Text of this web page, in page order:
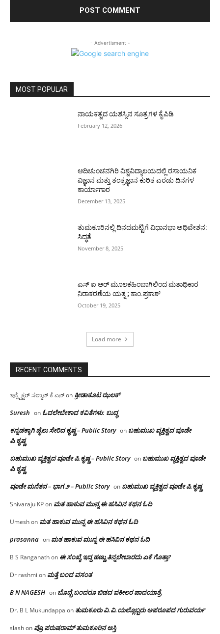
- Advertisment -
MOST POPULAR
ನಾಯಕತ್ವದ ಯಶಸ್ಸಿನ ಸೂತ್ರಗಳ ಕೈಪಿಡಿ
February 12, 2026
ಆದಿಚುಂಚನಗಿರಿ ವಿಶ್ವವಿದ್ಯಾಲಯದಲ್ಲಿ ರಸಾಯನಿಕ
ವಿಜ್ಞಾನ ಮತ್ತು ತಂತ್ರಜ್ಞಾನ ಕುರಿತ ಎರಡು ದಿನಗಳ
ಕಾರ್ಯಾಗಾರ
December 13, 2025
ತುಮಕೂರಿನಲ್ಲಿ ದಿನದಮಟ್ಟಿಗೆ ವಿಧಾನಭಾ ಅಧಿವೇಶನ:
ಸಿದ್ಧತೆ
November 8, 2025
ಎಸ್ ಐ ಆರ್ ಮೂಲಕಹಿಂಬಾಗಿಲಿಂದ ಮತಾಧಿಕಾರ
ನಿರಾಕರಣೆಯ ಯತ್ನ ; ಕಾಂ.ಪ್ರಕಾಶ್
October 19, 2025
Load more
RECENT COMMENTS
ಇನ್ಸ್ಪೆಕ್ಟರ್ ಸಲ್ಮಾನ್ ಕೆ ಎನ್on ಕ್ರೀಡಾಕೂಟ ಝಲಕ್
Suresh on ಓದಲೇಬೇಕಾದ‌ ಕವಿತೆಗಳು: ಬುದ್ಧ
ಕನ್ನಡಕ್ಕಾಗಿ ಜೈಲು ಸೇರಿದ ಕೃಷ್ಣ – Public Story on ಬಹುಮುಖ ವ್ಯಕ್ತಿತ್ವದ ವೂಡೇ
ಪಿ.ಕೃಷ್ಣ
ಬಹುಮುಖ ವ್ಯಕ್ತಿತ್ವದ ವೂಡೇ ಪಿ.ಕೃಷ್ಣ – Public Story on ಬಹುಮುಖ ವ್ಯಕ್ತಿತ್ವದ ವೂಡೇ
ಪಿ.ಕೃಷ್ಣ
ವೂಡೇ ಮನೆತನ – ಭಾಗ ೨ – Public Story on ಬಹುಮುಖ ವ್ಯಕ್ತಿತ್ವದ ವೂಡೇ ಪಿ.ಕೃಷ್ಣ
Shivaraju KPon ಮತ ಹಾಕುವ ಮುನ್ನ ಈ ಹಸಿವಿನ ಕಥನ ಓದಿ
Umeshon ಮತ ಹಾಕುವ ಮುನ್ನ ಈ ಹಸಿವಿನ ಕಥನ ಓದಿ
prasanna on ಮತ ಹಾಕುವ ಮುನ್ನ ಈ ಹಸಿವಿನ ಕಥನ ಓದಿ
B S Ranganathon ಈ ಸಂಖ್ಯೆ ಇದ್ದ ಹಣ್ಣು ತಿನ್ನಲೇಬಾರದು ಏಕೆ ಗೊತ್ತಾ?
Dr rashmi on ಮತ್ತೆ ಬಂದ ವಸಂತ
B N NAGESH on ಬೊಬ್ಬೆ ಬಂದರೂ ಬಿಡದ ವಕೀಲರ ಪಾದಯಾತ್ರೆ
Dr. B L Mukundappa on ತುಮಕೂರು‌ ವಿ.ವಿ.ಯಲ್ಲೊಬ್ಬರು ಅಪರೂಪದ ಗುರುವರ್ಯ
slashon ಪ್ರೊ.ಪರುಷರಾಮ್ ತುಮಕೂರಿನ ಆಸ್ತಿ